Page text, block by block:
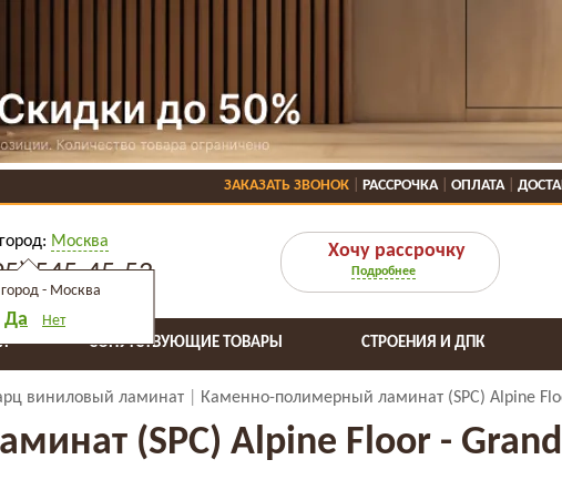
ЗАКАЗАТЬ ЗВОНОК РАССРОЧКА ОПЛАТА
Москва
- Москва
Да Нет
545-45-53
Хочу рассрочку
Подробнее
СОПУТСТВУЮЩИЕ ТОВАРЫ СТРОЕНИЯ И ДПК
виниловый ламинат Каменно-полимерный ламинат (SPC) Alpine
(SPC) Alpine Floor -